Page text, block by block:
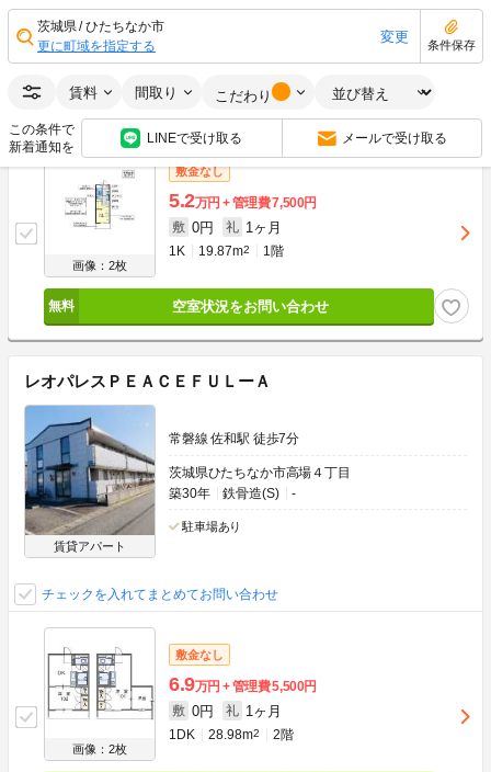
茨城県 ひたちなか市
更に町域を指定する
変更
条件保存
賃料 間取り こだわり
この条件で
新着通知を
LINEで受け取る メールで受け取る
画像：2枚
0円 1ヶ月
空室状況をお問い合わせ
画像：2枚
敷金なし
5.2万円 管理費7,500円
敷 0円 礼 1ヶ月
1K 19.87m2 1階
空室状況をお問い合わせ
レオパレスＰＥＡＣＥＦＵＬーＡ
賃貸アパート
常磐線 佐和駅 徒歩7分
茨城県ひたちなか市高場４丁目
築30年
鉄骨造(S) -
駐車場あり
チェックを入れてまとめてお問い合わせ
画像：2枚
敷金なし
6.9万円 管理費5,500円
敷 0円 礼 1ヶ月
1DK 28.98m2 2階